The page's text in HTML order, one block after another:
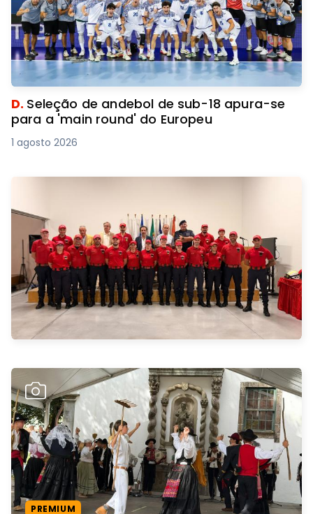
D. Seleção de andebol de sub-18 apura-se
para a 'main round' do Europeu
1 agosto 2026
PREMIUM